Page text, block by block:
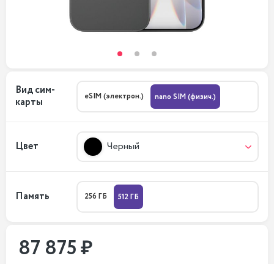
Вид сим-
карты
eSIM (электрон.) nano SIM (физич.)
Цвет Черный
Память 256 ГБ 512 ГБ
87 875 ₽